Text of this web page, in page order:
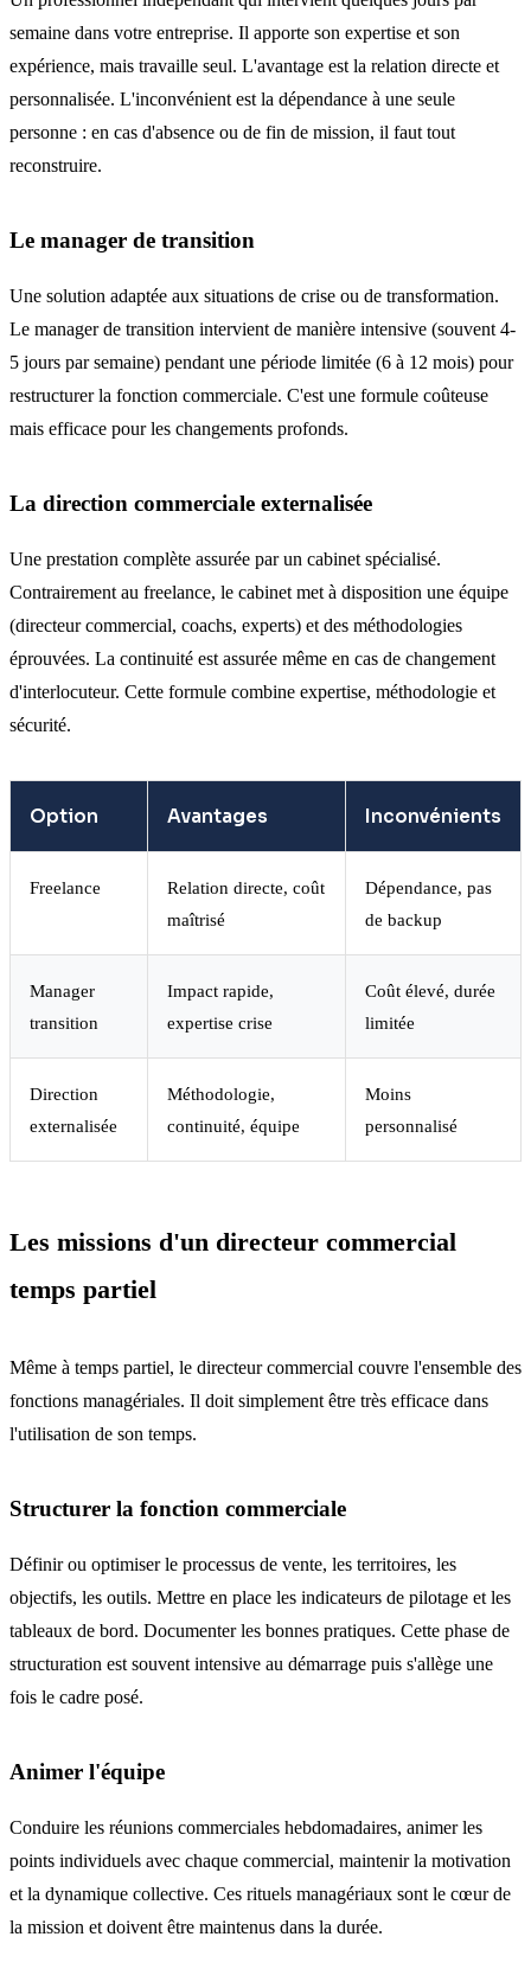
semaine dans votre entreprise. Il apporte son expertise et son
expérience, mais travaille seul. L'avantage est la relation directe et
personnalisée. L'inconvénient est la dépendance à une seule
personne : en cas d'absence ou de fin de mission, il faut tout
reconstruire.
Le manager de transition
Une solution adaptée aux situations de crise ou de transformation.
Le manager de transition intervient de manière intensive (souvent 4-
5 jours par semaine) pendant une période limitée (6 à 12 mois) pour
restructurer la fonction commerciale. C'est une formule coûteuse
mais efficace pour les changements profonds.
La direction commerciale externalisée
Une prestation complète assurée par un cabinet spécialisé.
Contrairement au freelance, le cabinet met à disposition une équipe
(directeur commercial, coachs, experts) et des méthodologies
éprouvées. La continuité est assurée même en cas de changement
d'interlocuteur. Cette formule combine expertise, méthodologie et
sécurité.
Option Avantages Inconvénients
Freelance
Relation directe, coût
maîtrisé
Dépendance, pas
de backup
Manager
transition
Impact rapide,
expertise crise
Coût élevé, durée
limitée
Direction
externalisée
Méthodologie,
continuité, équipe
Moins
personnalisé
Les missions d'un directeur commercial
temps partiel
Même à temps partiel, le directeur commercial couvre l'ensemble des
fonctions managériales. Il doit simplement être très efficace dans
l'utilisation de son temps.
Structurer la fonction commerciale
Définir ou optimiser le processus de vente, les territoires, les
objectifs, les outils. Mettre en place les indicateurs de pilotage et les
tableaux de bord. Documenter les bonnes pratiques. Cette phase de
structuration est souvent intensive au démarrage puis s'allège une
fois le cadre posé.
Animer l'équipe
Conduire les réunions commerciales hebdomadaires, animer les
points individuels avec chaque commercial, maintenir la motivation
et la dynamique collective. Ces rituels managériaux sont le cœur de
la mission et doivent être maintenus dans la durée.